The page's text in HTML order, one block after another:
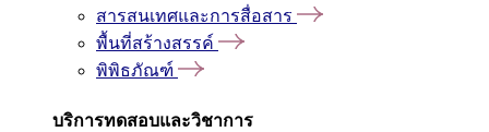
สารสนเทศและการสื่อสาร
พื้นที่สร้างสรรค์
พิพิธภัณฑ์
บริการทดสอบและวิชาการ